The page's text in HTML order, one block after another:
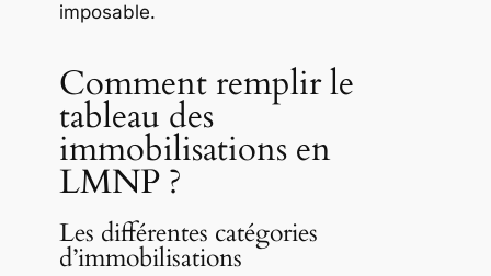
imposable.
Comment remplir le
tableau des
immobilisations en
LMNP ?
Les différentes catégories
d’immobilisations